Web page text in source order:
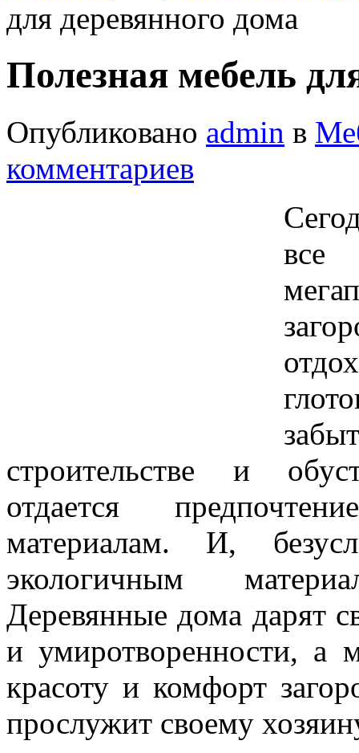
для деревянного дома
Полезная мебель
Опубликовано admin в
комментариев
все
строительстве и
отдается
материалам. И,
экологичным
Деревянные дома дарят
и умиротворенности, а
красоту и комфорт
прослужит своему